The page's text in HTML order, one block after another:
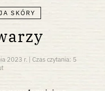
SKÓRY
2023 r.| Czas czytania: 5